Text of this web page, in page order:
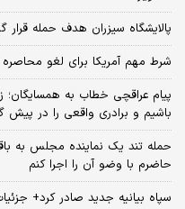
پالایشگاه سیزران هدف حمله قرار
شرط مهم آمریکا برای لغو محاصره
پیام عراقچی خطاب به
باشیم و برادری واقعی را در پیش
حمله تند یک نماینده مجلس به
حاضرم با وضو آن را اجرا کنم
سپاه بیانیه جدید صادر کرد+